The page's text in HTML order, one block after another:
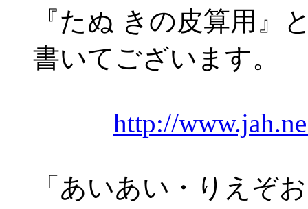
『たぬ きの皮算用』
書いてございます。
http://
「あいあい・りえぞ